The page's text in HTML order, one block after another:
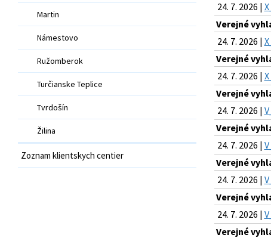
Martin
Námestovo
Ružomberok
Turčianske Teplice
Tvrdošín
Žilina
Zoznam klientskych centier
24. 7. 2026 |
Verejné
24. 7. 2026 |
Verejné
24. 7. 2026 |
Verejné
24. 7. 2026 |
Verejné
24. 7. 2026 |
Verejné
24. 7. 2026 |
Verejné
24. 7. 2026 |
Verejné